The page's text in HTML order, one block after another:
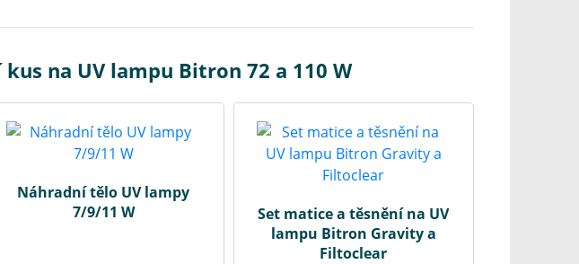
na UV lampu Bitron 72 a 110 W
Náhradní tělo UV lampy
7/9/11 W
Set matice a těsnění na UV
lampu Bitron Gravity a
Filtoclear